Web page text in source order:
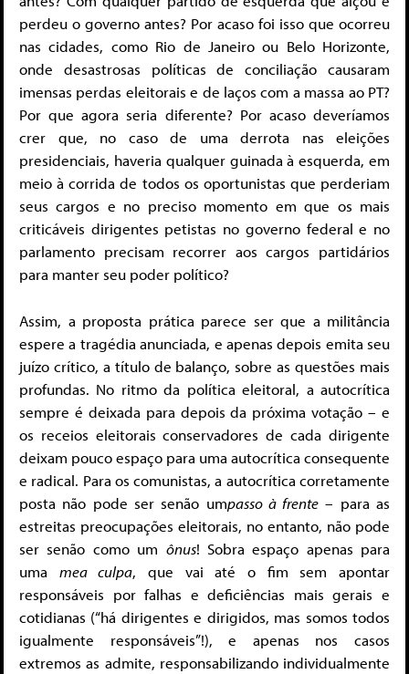
perdeu o governo antes? Por acaso foi isso que ocorreu
nas cidades, como Rio de Janeiro ou Belo Horizonte,
onde desastrosas políticas de conciliação causaram
imensas perdas eleitorais e de laços com a massa ao PT?
Por que agora seria diferente? Por acaso deveríamos
crer que, no caso de uma derrota nas eleições
presidenciais, haveria qualquer guinada à esquerda, em
meio à corrida de todos os oportunistas que perderiam
seus cargos e no preciso momento em que os mais
criticáveis dirigentes petistas no governo federal e no
parlamento precisam recorrer aos cargos partidários
para manter seu poder político?
Assim, a proposta prática parece ser que a militância
espere a tragédia anunciada, e apenas depois emita seu
juízo crítico, a título de balanço, sobre as questões mais
profundas. No ritmo da política eleitoral, a autocrítica
sempre é deixada para depois da próxima votação – e
os receios eleitorais conservadores de cada dirigente
deixam pouco espaço para uma autocrítica consequente
e radical. Para os comunistas, a autocrítica corretamente
posta não pode ser senão umpasso à frente – para as
estreitas preocupações eleitorais, no entanto, não pode
ser senão como um ônus! Sobra espaço apenas para
uma mea culpa, que vai até o fim sem apontar
responsáveis por falhas e deficiências mais gerais e
cotidianas (“há dirigentes e dirigidos, mas somos todos
igualmente responsáveis”!), e apenas nos casos
extremos as admite, responsabilizando individualmente